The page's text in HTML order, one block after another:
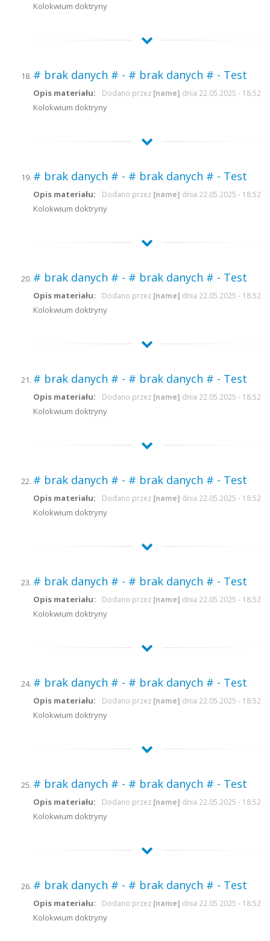
Kolokwium doktryny
# brak danych # - # brak danych # - Test
Dodano przez [name] dnia 22.05.2025 - 18:52
Opis materiału:
Kolokwium doktryny
# brak danych # - # brak danych # - Test
Dodano przez [name] dnia 22.05.2025 - 18:52
Opis materiału:
Kolokwium doktryny
# brak danych # - # brak danych # - Test
Dodano przez [name] dnia 22.05.2025 - 18:52
Opis materiału:
Kolokwium doktryny
# brak danych # - # brak danych # - Test
Dodano przez [name] dnia 22.05.2025 - 18:52
Opis materiału:
Kolokwium doktryny
# brak danych # - # brak danych # - Test
Dodano przez [name] dnia 22.05.2025 - 18:52
Opis materiału:
Kolokwium doktryny
# brak danych # - # brak danych # - Test
Dodano przez [name] dnia 22.05.2025 - 18:52
Opis materiału:
Kolokwium doktryny
# brak danych # - # brak danych # - Test
Dodano przez [name] dnia 22.05.2025 - 18:52
Opis materiału:
Kolokwium doktryny
# brak danych # - # brak danych # - Test
Dodano przez [name] dnia 22.05.2025 - 18:52
Opis materiału:
Kolokwium doktryny
# brak danych # - # brak danych # - Test
Dodano przez [name] dnia 22.05.2025 - 18:52
Opis materiału:
Kolokwium doktryny